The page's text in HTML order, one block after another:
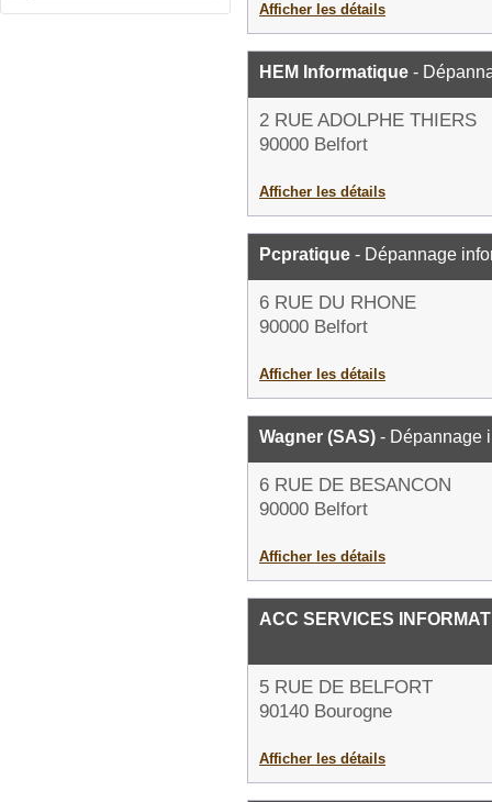
Afficher les détails
HEM Informatique -
2 RUE ADOLPHE THIERS
90000 Belfort
Afficher les détails
Pcpratique - Dépannage
6 RUE DU RHONE
90000 Belfort
Afficher les détails
Wagner (SAS) - Dépannage
6 RUE DE BESANCON
90000 Belfort
Afficher les détails
ACC SERVICES
5 RUE DE BELFORT
90140 Bourogne
Afficher les détails